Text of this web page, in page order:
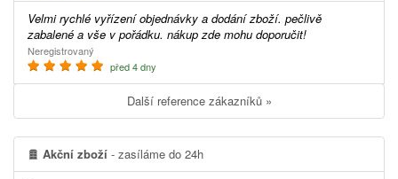
Velmi rychlé vyřízení objednávky a dodání zboží. pečlivě
zabalené a vše v pořádku. nákup zde mohu doporučit!
Neregistrovaný
před 4 dny
Další reference zákazníků »
Akční zboží - zasíláme do 24h